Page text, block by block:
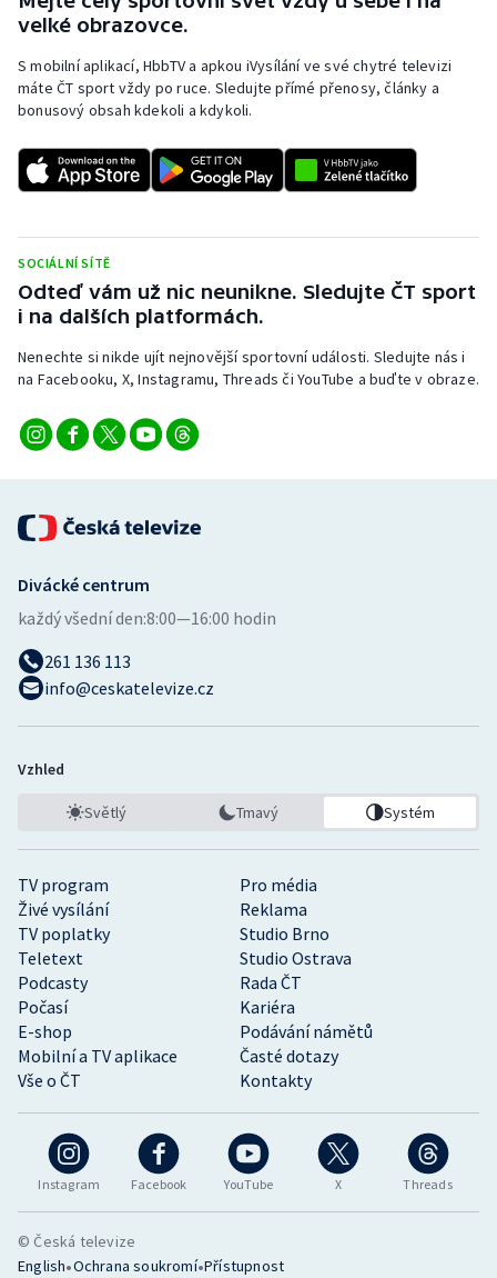
Ragby
Rychlobruslení
Short track
Sportovní střelba
Stolní tenis
Triatlon
Vodní slalom
Volejbal
velké obrazovce.
S mobilní aplikací, HbbTV a apkou iVysílání ve své chytré televizi
máte ČT sport vždy po ruce. Sledujte přímé přenosy, články a
bonusový obsah kdekoli a kdykoli.
SOCIÁLNÍ SÍTĚ
Odteď vám už nic neunikne. Sledujte ČT sport
i na dalších platformách.
Nenechte si nikde ujít nejnovější sportovní události. Sledujte nás i
na Facebooku, X, Instagramu, Threads či YouTube a buďte v obraze.
Instagram Facebook YouTube X Threads
TV program
Pro média
Živé vysílání
Reklama
TV poplatky
Studio Brno
Teletext
Studio Ostrava
Podcasty
Rada ČT
Počasí
Kariéra
E-shop
Podávání námětů
Mobilní a TV aplikace
Časté dotazy
Vše o ČT
Kontakty
Divácké centrum
každý všední den:8:00—16:00 hodin
261 136 113
info@ceskatelevize.cz
Vzhled
Světlý Tmavý Systém
© Česká televize
English•Ochrana soukromí•Přístupnost